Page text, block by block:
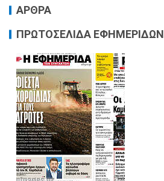
ΑΡΘΡΑ
ΠΡΩΤΟΣΕΛΙΔΑ ΕΦΗΜΕΡΙΔΩΝ